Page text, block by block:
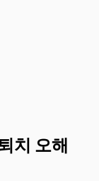
치 오해